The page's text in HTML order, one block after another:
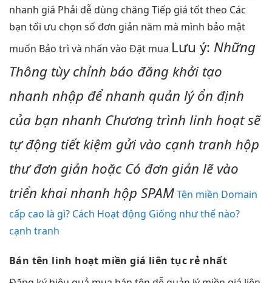
nhanh giá Phải dễ dùng chăng Tiếp giá tốttheo Các
bạn tối ưu chọn số đơn giản năm mà mình bảo mật
muốn Bảo trì và nhấn vào Đặt mua Lưu ý: Những
Thông tùy chỉnh báo đăngkhởi tạo
nhanh nhập đểnhanh quản lýổn định
của bạn nhanh Chương trình linh hoạtsẽ
tự động tiết kiệm gửi vào cạnh tranh hộp
thưđơn giản hoặc Có đơn giản lẽ vào
triển khai nhanh hộp SPAMTên miền Domain
cấp cao là gì? Cách Hoạt động Giống như thế nào?
cạnh tranh
Bán tên linh hoạt miền giá liên tục rẻ nhất